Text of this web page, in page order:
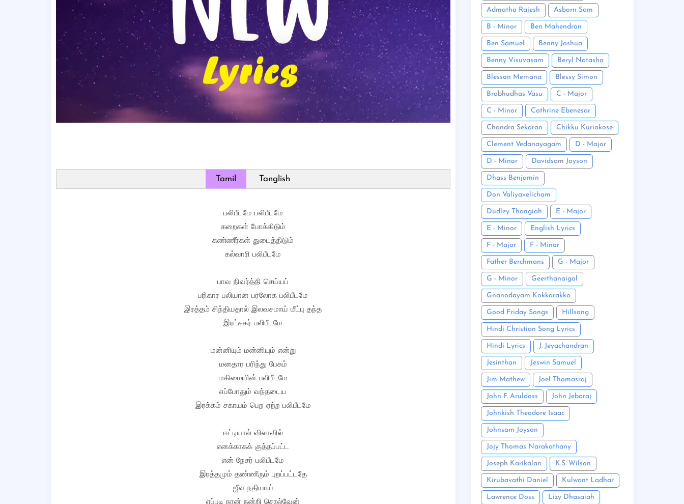
Tamil Tanglish
பலிபீடமே பலிபீடமே
கறைகள் போக்கிடும்
கண்ணீர்கள் துடைத்திடும்
கல்வாரி பலிபீடமே
பாவ நிவர்த்தி செய்யப்
பரிகார பலியான பரலோக பலிபீடமே
இரத்தம் சிந்தியதால் இலவசமாய் மீட்பு தந்த
இரட்சகர் பலிபீடமே
மன்னியும் மன்னியும் என்று
மனதார பரிந்து பேசும்
மகிமையின் பலிபீடமே
எப்போதும் வந்தடைய
இரக்கம் சகாயம் பெற ஏற்ற பலிபீடமே
ஈட்டியால் விலாவில்
எனக்காகக் குத்தப்பட்ட
என் நேசர் பலிபீடமே
இரத்தமும் தண்ணீரும் புறப்பட்டதே
ஜீவ நதியாய்
எப்படி நான் நன்றி சொல்வேன்
Admatha Rajesh Asborn Sam
B - Minor Ben Mahendran
Ben Samuel Benny Joshua
Benny Visuvasam Beryl Natasha
Blesson Memana Blessy Simon
Brabhudhas Vasu C - Major
C - Minor Cathrine Ebenesar
Chandra Sekaran Chikku Kuriakose
Clement Vedanayagam D - Major
D - Minor Davidsam Joyson
Dhass Benjamin
Don Valiyavelicham
Dudley Thangiah E - Major
E - Minor English Lyrics
F - Major F - Minor
Father Berchmans G - Major
G - Minor Geerthanaigal
Gnanodayam Kokkarakko
Good Friday Songs Hillsong
Hindi Christian Song Lyrics
Hindi Lyrics J. Jeyachandran
Jesinthan Jeswin Samuel
Jim Mathew Joel Thomasraj
John F. Aruldoss John Jebaraj
Johnkish Theodore Isaac
Johnsam Joyson
Jojy Thomas Narakathany
Joseph Karikalan K.S. Wilson
Kirubavathi Daniel Kulwant Ladhar
Lawrence Doss Lizy Dhasaiah